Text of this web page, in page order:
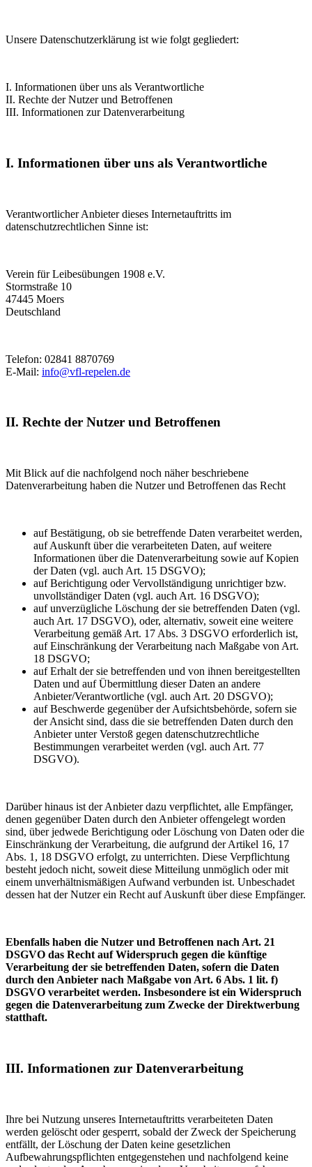
Unsere Datenschutzerklärung ist wie folgt gegliedert:
I. Informationen über uns als Verantwortliche
II. Rechte der Nutzer und Betroffenen
III. Informationen zur Datenverarbeitung
I. Informationen über uns als Verantwortliche
Verantwortlicher Anbieter dieses Internetauftritts im
datenschutzrechtlichen Sinne ist:
Verein für Leibesübungen 1908 e.V.
Stormstraße 10
47445 Moers
Deutschland
Telefon: 02841 8870769
E-Mail: info@vfl-repelen.de
II. Rechte der Nutzer und Betroffenen
Mit Blick auf die nachfolgend noch näher beschriebene
Datenverarbeitung haben die Nutzer und Betroffenen das Recht
auf Bestätigung, ob sie betreffende Daten verarbeitet werden,
auf Auskunft über die verarbeiteten Daten, auf weitere
Informationen über die Datenverarbeitung sowie auf Kopien
der Daten (vgl. auch Art. 15 DSGVO);
auf Berichtigung oder Vervollständigung unrichtiger bzw.
unvollständiger Daten (vgl. auch Art. 16 DSGVO);
auf unverzügliche Löschung der sie betreffenden Daten (vgl.
auch Art. 17 DSGVO), oder, alternativ, soweit eine weitere
Verarbeitung gemäß Art. 17 Abs. 3 DSGVO erforderlich ist,
auf Einschränkung der Verarbeitung nach Maßgabe von Art.
18 DSGVO;
auf Erhalt der sie betreffenden und von ihnen bereitgestellten
Daten und auf Übermittlung dieser Daten an andere
Anbieter/Verantwortliche (vgl. auch Art. 20 DSGVO);
auf Beschwerde gegenüber der Aufsichtsbehörde, sofern sie
der Ansicht sind, dass die sie betreffenden Daten durch den
Anbieter unter Verstoß gegen datenschutzrechtliche
Bestimmungen verarbeitet werden (vgl. auch Art. 77
DSGVO).
Darüber hinaus ist der Anbieter dazu verpflichtet, alle Empfänger,
denen gegenüber Daten durch den Anbieter offengelegt worden
sind, über jedwede Berichtigung oder Löschung von Daten oder die
Einschränkung der Verarbeitung, die aufgrund der Artikel 16, 17
Abs. 1, 18 DSGVO erfolgt, zu unterrichten. Diese Verpflichtung
besteht jedoch nicht, soweit diese Mitteilung unmöglich oder mit
einem unverhältnismäßigen Aufwand verbunden ist. Unbeschadet
dessen hat der Nutzer ein Recht auf Auskunft über diese Empfänger.
Ebenfalls haben die Nutzer und Betroffenen nach Art. 21
DSGVO das Recht auf Widerspruch gegen die künftige
Verarbeitung der sie betreffenden Daten, sofern die Daten
durch den Anbieter nach Maßgabe von Art. 6 Abs. 1 lit. f)
DSGVO verarbeitet werden. Insbesondere ist ein Widerspruch
gegen die Datenverarbeitung zum Zwecke der Direktwerbung
statthaft.
III. Informationen zur Datenverarbeitung
Ihre bei Nutzung unseres Internetauftritts verarbeiteten Daten
werden gelöscht oder gesperrt, sobald der Zweck der Speicherung
entfällt, der Löschung der Daten keine gesetzlichen
Aufbewahrungspflichten entgegenstehen und nachfolgend keine